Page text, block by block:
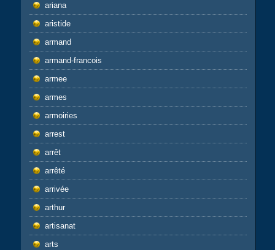
ariana
aristide
armand
armand-francois
armee
armes
armoiries
arrest
arrêt
arrêté
arrivée
arthur
artisanat
arts